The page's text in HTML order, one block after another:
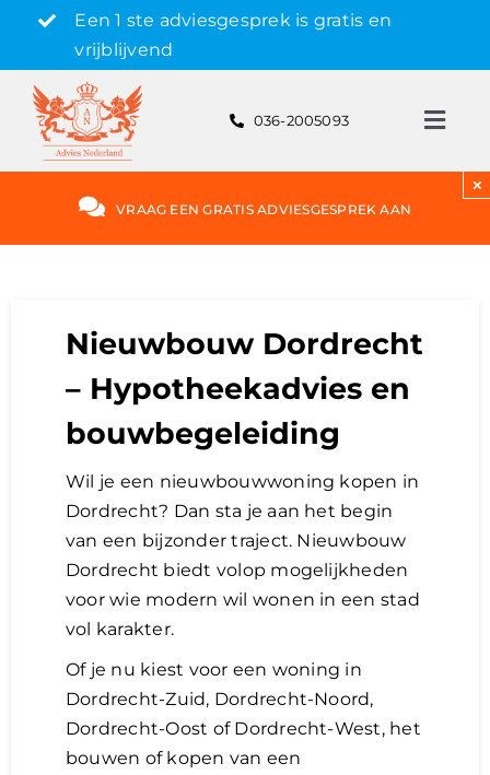
content
Een 1 ste adviesgesprek is gratis en
vrijblijvend
Hypotheek
Hypotheekvormen
Lening
Overwaarde
over advies nederland
Renovlies
036-2005093
VRAAG EEN GRATIS ADVIESGESPREK AAN
×
Nieuwbouw Dordrecht
– Hypotheekadvies en
bouwbegeleiding
Wil je een nieuwbouwwoning kopen in
Dordrecht? Dan sta je aan het begin
van een bijzonder traject. Nieuwbouw
Dordrecht biedt volop mogelijkheden
voor wie modern wil wonen in een stad
vol karakter.
Of je nu kiest voor een woning in
Dordrecht-Zuid, Dordrecht-Noord,
Dordrecht-Oost of Dordrecht-West, het
bouwen of kopen van een